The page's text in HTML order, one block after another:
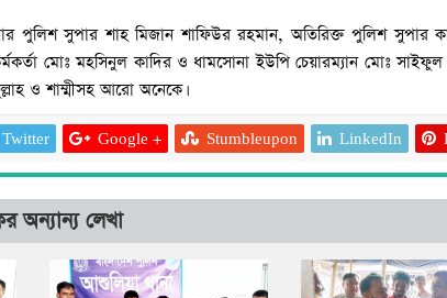
পুলিশ সুপার শাহ মিজান শাফিউর রহমান, অতিরিক্ত পুলিশ সুপার
মোঃ মহসিনুল কাদির ও ধামসোনা ইউপি চেয়ারম্যান মোঃ
ও শাম্মীসহ আরো অনেকে।
Twitter Google + Stumbleupon LinkedIn
অন্যান্য লেখা
আশুলিয়ায় বিকাশের ২
আত্মসাৎ করে ভারতে